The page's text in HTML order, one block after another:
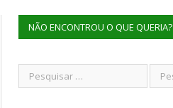
NÃO ENCONTROU O QUE QUERIA?